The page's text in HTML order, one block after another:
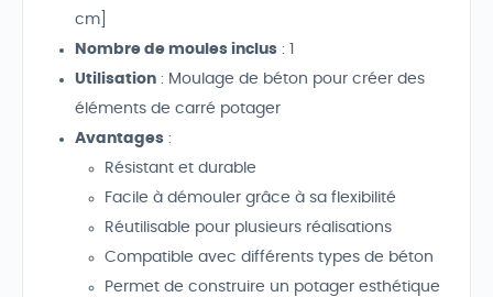
cm]
Nombre de moules inclus : 1
Utilisation : Moulage de béton pour créer des
éléments de carré potager
Avantages :
Résistant et durable
Facile à démouler grâce à sa flexibilité
Réutilisable pour plusieurs réalisations
Compatible avec différents types de béton
Permet de construire un potager esthétique